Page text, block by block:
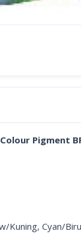
Pigment
Kuning, Cyan/Biru